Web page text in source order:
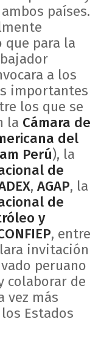
países.
para la
a los
importantes
los que se
la Cámara de
del
Perú), la
de
, AGAP, la
de
y
, entre
invitación
peruano
colaborar de
vez más
Estados